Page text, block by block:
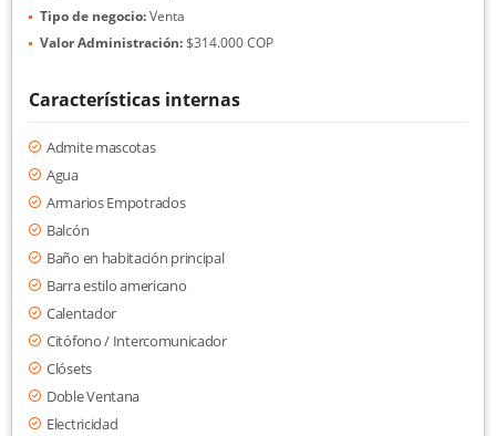
Tipo de negocio:Venta
Valor Administración:$314.000 COP
Características internas
Admite mascotas
Agua
Armarios Empotrados
Balcón
Baño en habitación principal
Barra estilo americano
Calentador
Citófono / Intercomunicador
Clósets
Doble Ventana
Electricidad